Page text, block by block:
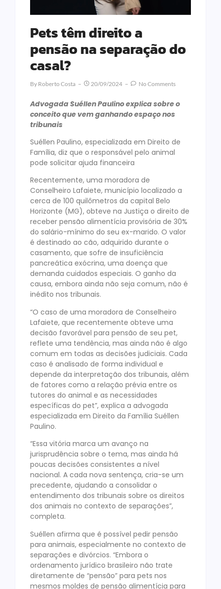
Pets têm direito a
pensão na separação do
casal?
By Roberto Costa 20/09/2024 No Comments
Advogada Suéllen Paulino explica sobre o
conceito que vem ganhando espaço nos
tribunais
Suéllen Paulino, especializada em Direito de
Família, diz que o responsável pelo animal
pode solicitar ajuda financeira
Recentemente, uma moradora de
Conselheiro Lafaiete, município localizado a
cerca de 100 quilômetros da capital Belo
Horizonte (MG), obteve na Justiça o direito de
receber pensão alimentícia provisória de 30%
do salário-mínimo do seu ex-marido. O valor
é destinado ao cão, adquirido durante o
casamento, que sofre de insuficiência
pancreática exócrina, uma doença que
demanda cuidados especiais. O ganho da
causa, embora ainda não seja comum, não é
inédito nos tribunais.
“O caso de uma moradora de Conselheiro
Lafaiete, que recentemente obteve uma
decisão favorável para pensão de seu pet,
reflete uma tendência, mas ainda não é algo
comum em todas as decisões judiciais. Cada
caso é analisado de forma individual e
depende da interpretação dos tribunais, além
de fatores como a relação prévia entre os
tutores do animal e as necessidades
específicas do pet”, explica a advogada
especializada em Direito da Família Suéllen
Paulino.
“Essa vitória marca um avanço na
jurisprudência sobre o tema, mas ainda há
poucas decisões consistentes a nível
nacional. A cada nova sentença, cria-se um
precedente, ajudando a consolidar o
entendimento dos tribunais sobre os direitos
dos animais no contexto de separações”,
completa.
Suéllen afirma que é possível pedir pensão
para animais, especialmente no contexto de
separações e divórcios. “Embora o
ordenamento jurídico brasileiro não trate
diretamente de “pensão” para pets nos
mesmos moldes de pensão alimentícia para